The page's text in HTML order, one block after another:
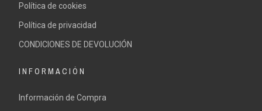
Política de cookies
Política de privacidad
CONDICIONES DE DEVOLUCIÓN
INFORMACIÓN
Información de Compra